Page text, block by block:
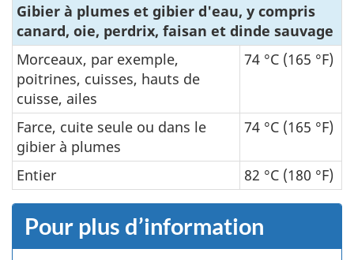
Gibier à plumes et gibier d'eau, y compris
canard, oie, perdrix, faisan et dinde sauvage
Morceaux, par exemple,
poitrines, cuisses, hauts de
cuisse, ailes
74 °C (165 °F)
Farce, cuite seule ou dans le
gibier à plumes
74 °C (165 °F)
Entier 82 °C (180 °F)
Pour plus d’information